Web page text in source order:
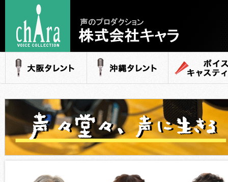
声のプロダクション
- 株式会社キャラ
大阪タレント 沖縄タレント ボイスキャステ